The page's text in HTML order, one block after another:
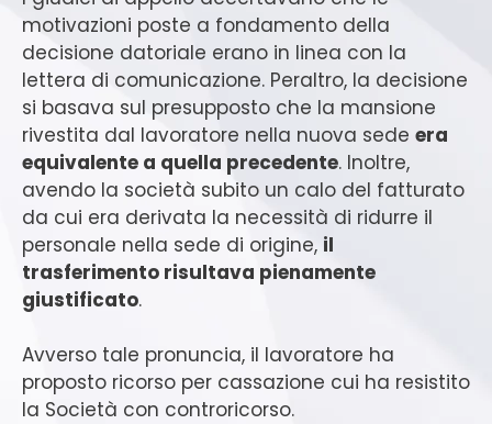
motivazioni poste a fondamento della
decisione datoriale erano in linea con la
lettera di comunicazione. Peraltro, la decisione
si basava sul presupposto che la mansione
rivestita dal lavoratore nella nuova sede era
equivalente a quella precedente. Inoltre,
avendo la società subito un calo del fatturato
da cui era derivata la necessità di ridurre il
personale nella sede di origine, il
trasferimento risultava pienamente
giustificato.
Avverso tale pronuncia, il lavoratore ha
proposto ricorso per cassazione cui ha resistito
la Società con controricorso.